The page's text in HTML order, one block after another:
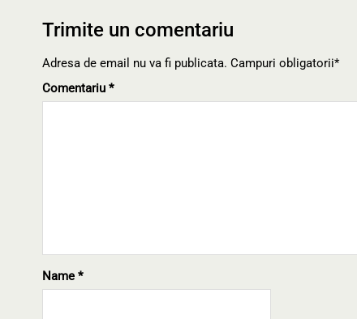
Trimite un comentariu
Adresa de email nu va fi publicata. Campuri obligatorii*
Comentariu *
Name *